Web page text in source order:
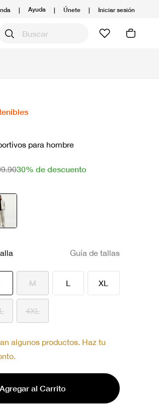
| Ayuda | Únete | Iniciar sesión
para hombre
30% de descuento
Guía de tallas
M L XL
4XL
algunos productos. Haz tu
Agregar al Carrito